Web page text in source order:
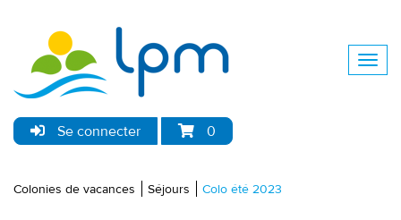
Se connecter 0
Colonies de vacances Séjours Colo été 2023